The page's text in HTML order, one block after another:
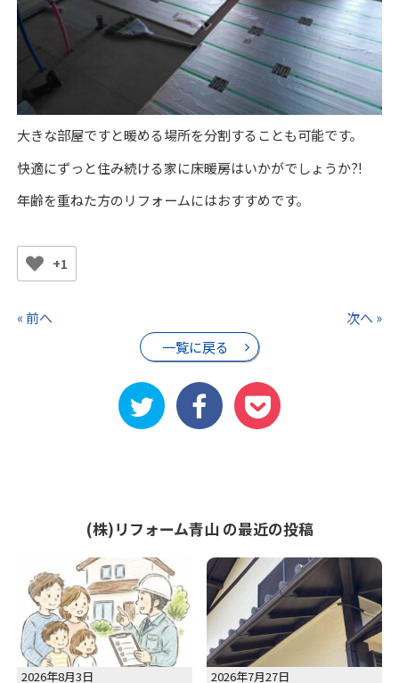
大きな部屋ですと暖める場所を分割することも可能です。
快適にずっと住み続ける家に床暖房はいかがでしょうか?!
年齢を重ねた方のリフォームにはおすすめです。
+1
« 前へ
一覧に戻る
次へ »
(株)リフォーム青山 の最近の投稿
2026年8月3日 2026年7月27日